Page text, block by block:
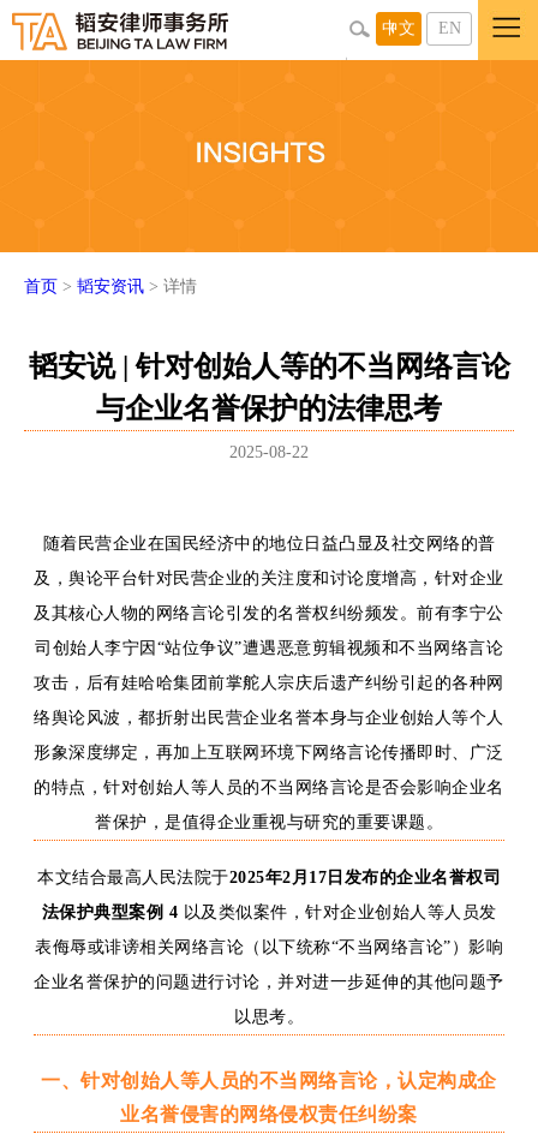
中文 EN
首页 > 韬安资讯 > 详情
韬安说 | 针对创始人等的不当网络言论
与企业名誉保护的法律思考
2025-08-22
随着民营企业在国民经济中的地位日益凸显及社交网络的普
及，舆论平台针对民营企业的关注度和讨论度增高 ，针对企业
及其核心人物的网络言论引发的名誉权纠纷频发。前有李宁公
司创始人李宁因 “站位争议”遭遇恶意剪辑视频和不当网络言论
攻击，后有娃哈哈集团前掌舵人宗庆后遗产纠纷引起的各种网
络舆论风波，都折射出民营企业名誉本身与企业创始人等个人
形象深度绑定， 再加上互联网环境下网络言论传播即时、 广泛
的特点，针对创始人等人员的不当网络言论是否会影响企业名
誉保护， 是值得企业重视与研究的重要课题。
本文结合最高人民法院于2025年2月17日发布的企业名誉权司
法保护典型案例 4 以及类似案件，针对企业创始人等人员发
表侮辱或诽谤相关网络言论（以下统称“不当网络言论”）影响
企业名誉保护的问题进行讨论，并对进一步延伸的其他问题予
以思考。
一、针对创始人等人员的不当网络言论，认定构成企
业名誉侵害的网络侵权责任纠纷案